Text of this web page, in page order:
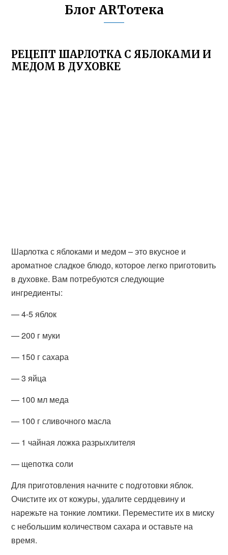
Блог ARTотека
РЕЦЕПТ ШАРЛОТКА С ЯБЛОКАМИ И
МЕДОМ В ДУХОВКЕ
Шарлотка с яблоками и медом – это вкусное и
ароматное сладкое блюдо, которое легко приготовить
в духовке. Вам потребуются следующие
ингредиенты:
— 4-5 яблок
— 200 г муки
— 150 г сахара
— 3 яйца
— 100 мл меда
— 100 г сливочного масла
— 1 чайная ложка разрыхлителя
— щепотка соли
Для приготовления начните с подготовки яблок.
Очистите их от кожуры, удалите сердцевину и
нарежьте на тонкие ломтики. Переместите их в миску
с небольшим количеством сахара и оставьте на
время.